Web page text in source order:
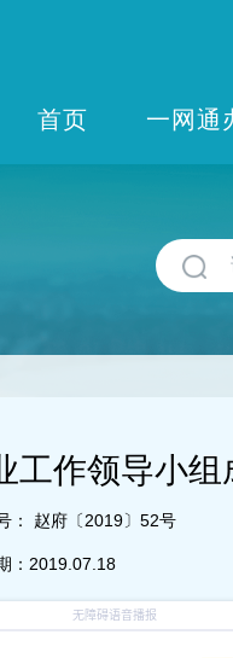
首页 一网通
工作领导小
： 赵府〔2019〕52号
： 2019.07.18